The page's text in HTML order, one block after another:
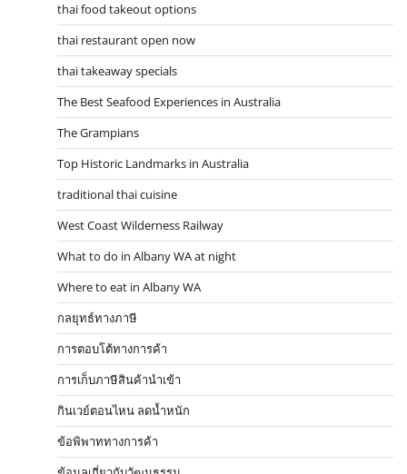
thai food takeout options
thai restaurant open now
thai takeaway specials
The Best Seafood Experiences in Australia
The Grampians
Top Historic Landmarks in Australia
traditional thai cuisine
West Coast Wilderness Railway
What to do in Albany WA at night
Where to eat in Albany WA
กลยุทธ์ทางภาษี
การตอบโต้ทางการค้า
การเก็บภาษีสินค้านำเข้า
กินเวย์ตอนไหน ลดน้ำหนัก
ข้อพิพาททางการค้า